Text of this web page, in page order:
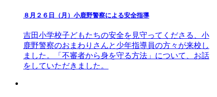
８月２６日（月）小鹿野警察による安全指導
吉田小学校子どもたちの安全を見守ってくださる、小
鹿野警察のおまわりさんと少年指導員の方々が来校し
ました。「不審者から身を守る方法」について、お話
をしていただきました。